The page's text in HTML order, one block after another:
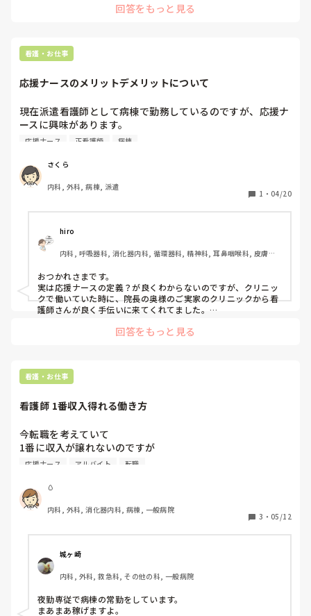
ただ途中で退職すると次の応援ナースの仕事を紹介されにくく
回答をもっと見る
看護・お仕事
応援ナースのメリットデメリットについて
現在派遣看護師として病棟で勤務しているのですが、応援ナ
ースに興味があります。
メリットデメリットについて知っていたら教えていただきた
応援ナース 正看護師 病棟
さくら
内科, 外科, 病棟, 派遣
1 ・ 04/20
hiro
内科, 呼吸器科, 消化器内科, 循環器科, 精神科, 耳鼻咽喉科, 皮膚科,
おつかれさまです。
実は応援ナースの定義？が良くわからないのですが、クリニッ
クで働いていた時に、院長の奥様のご実家のクリニックから看
護師さんが良く手伝いに来てくれてました。
「むこうは暇だから」
ハッキリ聞きませんでしたが、
メリットは、いちおう両方から給料貰えていたみたいです
か何度か(今いるクリニックを)間違えていたような？
お休みは減ると思います…
回答をもっと見る
看護・お仕事
看護師 1番収入得れる働き方
今転職を考えていて
1番に収入が譲れないのですが
働き方として応援ナースなどが
夜勤バイトだけの掛け持ちなども
考えています。
常勤で病院に転職してしまったら
休み希望も限られてくると思うので
なかなか夜勤バイトなども組めないのでは？と
思っています😢 ご意見ください
応援ナース アルバイト 転職
🥚
内科, 外科, 消化器内科, 病棟, 一般病院
3 ・ 05/12
城ヶ崎
内科, 外科, 救急科, その他の科, 一般病院
夜勤専従で病棟の常勤をしています。
まあまあ稼げますよ。